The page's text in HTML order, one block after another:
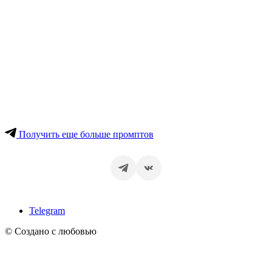
Получить еще больше промптов
Telegram
© Создано с любовью